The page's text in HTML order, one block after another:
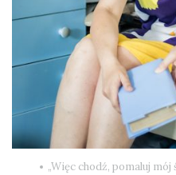
„Więc chodź, pomaluj